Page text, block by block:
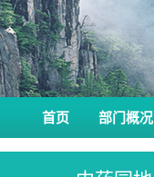
首页 部门概况